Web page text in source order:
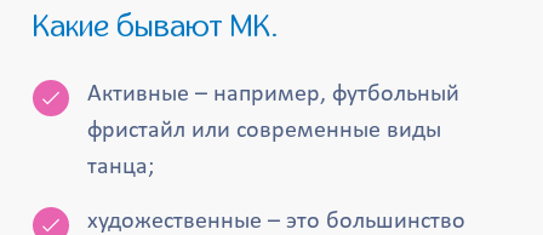
Какие бывают МК.
Активные – например, футбольный
фристайл или современные виды
танца;
художественные – это большинство